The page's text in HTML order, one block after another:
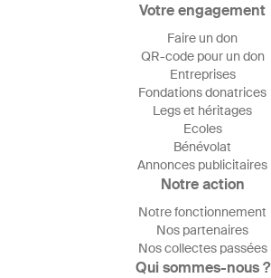
Votre engagement
Faire un don
QR-code pour un don
Entreprises
Fondations donatrices
Legs et héritages
Ecoles
Bénévolat
Annonces publicitaires
Notre action
Notre fonctionnement
Nos partenaires
Nos collectes passées
Qui sommes-nous ?